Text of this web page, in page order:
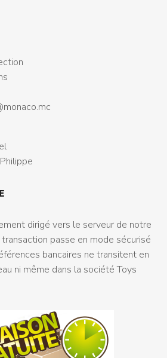
dirigé vers le serveur de notre
passe en mode sécurisé
bancaires ne transitent en
ni même dans la société Toys